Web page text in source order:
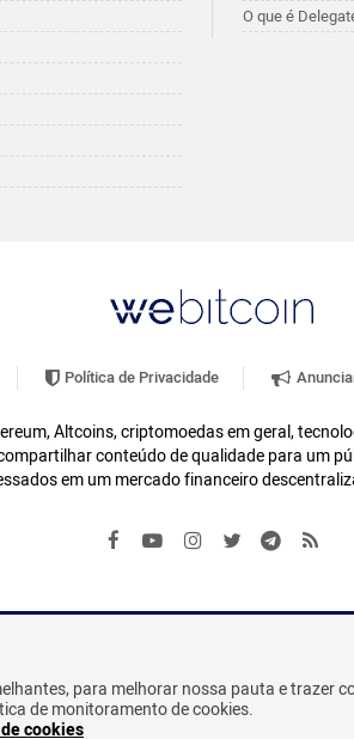
O que é
Política de Privacidade
Altcoins, criptomoedas em geral,
conteúdo de qualidade para um
em um mercado financeiro
para melhorar nossa pauta e trazer
de monitoramento de cookies.
cookies